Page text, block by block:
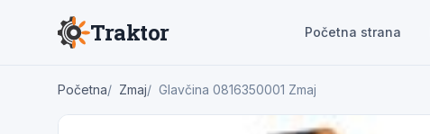
Traktor Početna strana
Početna Zmaj Glavčina 0816350001 Zmaj